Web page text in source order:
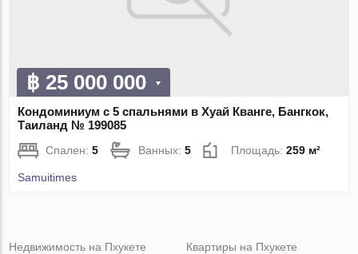
฿ 25 000 000
Кондоминиум с 5 спальнями в Хуай Кванге, Бангкок,
Таиланд № 199085
Спален:5 Ванных:5 Площадь:259 м²
Samuitimes
Недвижимость на Пхукете
Квартиры на Пхукете